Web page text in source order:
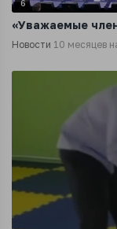
6
«Уважаемые
Новости 10 месяцев